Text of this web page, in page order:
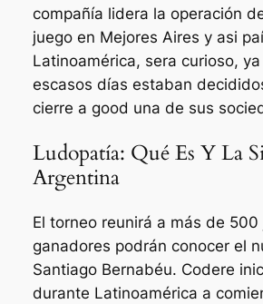
compañía lidera la operación
juego en Mejores Aires y asi
Latinoamérica, sera curioso,
escasos días estaban
cierre a good una de sus
Ludopatía: Qué Es Y La
Argentina
El torneo reunirá a más de
ganadores podrán conocer el
Santiago Bernabéu. Codere
durante Latinoamérica a